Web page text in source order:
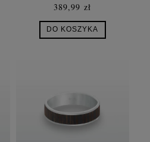
389,99 zł
DO KOSZYKA